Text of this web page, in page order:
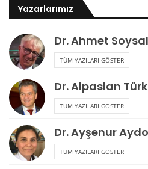
Yazarlarımız
Dr. Ahmet Soysal
TÜM YAZILARI GÖSTER
Dr. Alpaslan
TÜM YAZILARI GÖSTER
Dr. Ayşenur
TÜM YAZILARI GÖSTER